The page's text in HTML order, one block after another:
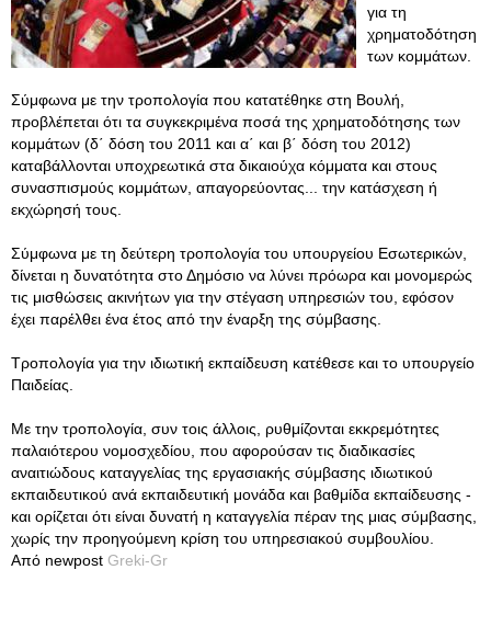
για τη
χρηματοδότηση
των κομμάτων.
Σύμφωνα με την τροπολογία που κατατέθηκε στη Βουλή,
προβλέπεται ότι τα συγκεκριμένα ποσά της χρηματοδότησης των
κομμάτων (δ΄ δόση του 2011 και α΄ και β΄ δόση του 2012)
καταβάλλονται υποχρεωτικά στα δικαιούχα κόμματα και στους
συνασπισμούς κομμάτων, απαγορεύοντας... την κατάσχεση ή
εκχώρησή τους.
Σύμφωνα με τη δεύτερη τροπολογία του υπουργείου Εσωτερικών,
δίνεται η δυνατότητα στο Δημόσιο να λύνει πρόωρα και μονομερώς
τις μισθώσεις ακινήτων για την στέγαση υπηρεσιών του, εφόσον
έχει παρέλθει ένα έτος από την έναρξη της σύμβασης.
Τροπολογία για την ιδιωτική εκπαίδευση κατέθεσε και το υπουργείο
Παιδείας.
Με την τροπολογία, συν τοις άλλοις, ρυθμίζονται εκκρεμότητες
παλαιότερου νομοσχεδίου, που αφορούσαν τις διαδικασίες
αναιτιώδους καταγγελίας της εργασιακής σύμβασης ιδιωτικού
εκπαιδευτικού ανά εκπαιδευτική μονάδα και βαθμίδα εκπαίδευσης -
και ορίζεται ότι είναι δυνατή η καταγγελία πέραν της μιας σύμβασης,
χωρίς την προηγούμενη κρίση του υπηρεσιακού συμβουλίου.
Από newpost Greki-Gr